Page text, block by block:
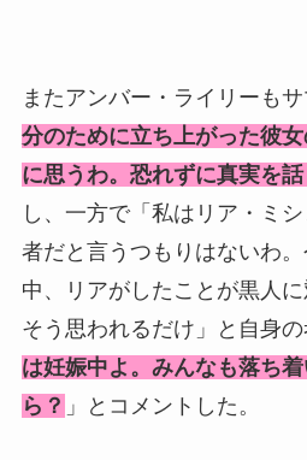
またアンバー・ライリーも
分のために立ち上がった彼
に思うわ。恐れずに真実を話
し、一方で「私はリア・ミ
者だと言うつもりはないわ
中、リアがしたことが黒人に
そう思われるだけ」と自身の
は妊娠中よ。みんなも落ち
ら？ 」とコメントした。